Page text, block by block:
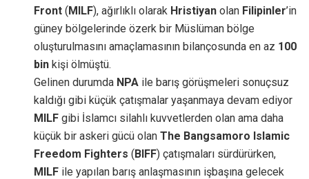
Front (MILF), ağırlıklı olarak Hristiyan olan Filipinler’in
güney bölgelerinde özerk bir Müslüman bölge
oluşturulmasını amaçlamasının bilançosunda en az 100
bin kişi ölmüştü.
Gelinen durumda NPA ile barış görüşmeleri sonuçsuz
kaldığı gibi küçük çatışmalar yaşanmaya devam ediyor
MILF gibi İslamcı silahlı kuvvetlerden olan ama daha
küçük bir askeri gücü olanThe Bangsamoro Islamic
Freedom Fighters (BIFF) çatışmaları sürdürürken,
MILF ile yapılan barış anlaşmasının işbaşına gelecek